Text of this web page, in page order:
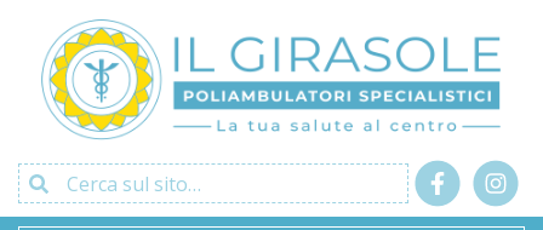
Cerca sul sito…